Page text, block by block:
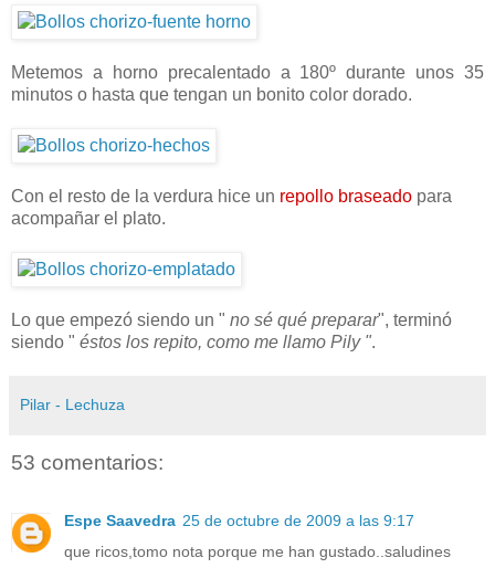
Metemos a horno precalentado a 180º durante unos 35
minutos o hasta que tengan un bonito color dorado.
Con el resto de la verdura hice un repollo braseado para
acompañar el plato.
Lo que empezó siendo un " no sé qué preparar", terminó
siendo " éstos los repito, como me llamo Pily ".
Pilar - Lechuza
53 comentarios:
Espe Saavedra 25 de octubre de 2009 a las 9:17
que ricos,tomo nota porque me han gustado..saludines